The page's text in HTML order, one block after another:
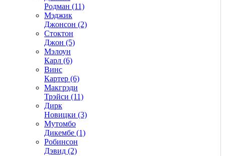
Родман (11)
Мэджик
Джонсон (2)
Стоктон
Джон (5)
Мэлоун
Карл (6)
Винс
Картер (6)
Макгрэди
Трэйси (11)
Дирк
Новицки (3)
Мутомбо
Дикембе (1)
Робинсон
Дэвид (2)